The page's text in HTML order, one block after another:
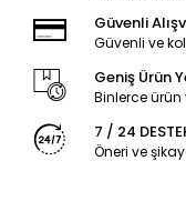
Güvenli
Güvenli ve
Geniş Ürün
Binlerce
7 / 24
Öneri ve